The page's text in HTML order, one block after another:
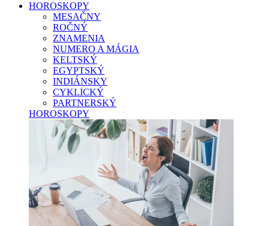
HOROSKOPY
MESAČNY
ROČNÝ
ZNAMENIA
NUMERO A MÁGIA
KELTSKÝ
EGYPTSKÝ
INDIÁNSKY
CYKLICKÝ
PARTNERSKÝ
HOROSKOPY